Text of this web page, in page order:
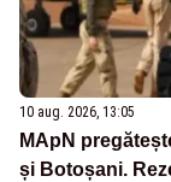
10 aug. 2026, 13:05
MApN
și Botoșani.